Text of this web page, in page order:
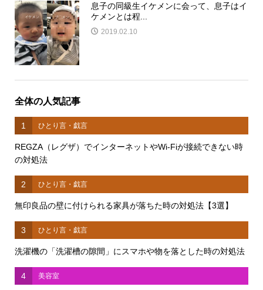
息子の同級生イケメンに会って、息子はイ
ケメンとは程...
2019.02.10
全体の人気記事
1 ひとり言・戯言
REGZA（レグザ）でインターネットやWi-Fiが接続できない時
の対処法
2 ひとり言・戯言
無印良品の壁に付けられる家具が落ちた時の対処法【3選】
3 ひとり言・戯言
洗濯機の「洗濯槽の隙間」にスマホや物を落とした時の対処法
4 美容室